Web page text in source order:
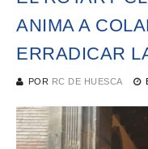
ANIMA A
ERRADICAR
POR RC DE HUESCA